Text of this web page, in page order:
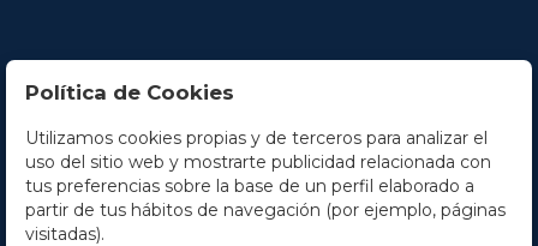
Contacto
Horario
La empresa
Política de Cookies
Utilizamos cookies propias y de terceros para analizar el
uso del sitio web y mostrarte publicidad relacionada con
tus preferencias sobre la base de un perfil elaborado a
partir de tus hábitos de navegación (por ejemplo, páginas
visitadas).